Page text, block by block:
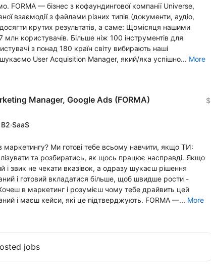
FORMA — бізнес з кофаундингової компанії Universe,
взаємодії з файлами різних типів (документи, аудіо,
крутих результатів, а саме: Щомісяця нашими
користувачів. Більше ніж 100 інструментів для
з понад 180 країн світу вибирають наші
User Acquisition Manager, який/яка успішно... More
Manager, Google Ads (FORMA) $
·SaaS
маркетингу? Ми готові тебе всьому навчити, якщо ТИ:
та розбиратись, як щось працює насправді. Якщо
і звик не чекати вказівок, а одразу шукаєш рішення
і готовий вкладатися більше, щоб швидше рости -
в маркетинг і розумієш чому тебе драйвить цей
і маєш кейси, які це підтверджують. FORMA —... More
jobs